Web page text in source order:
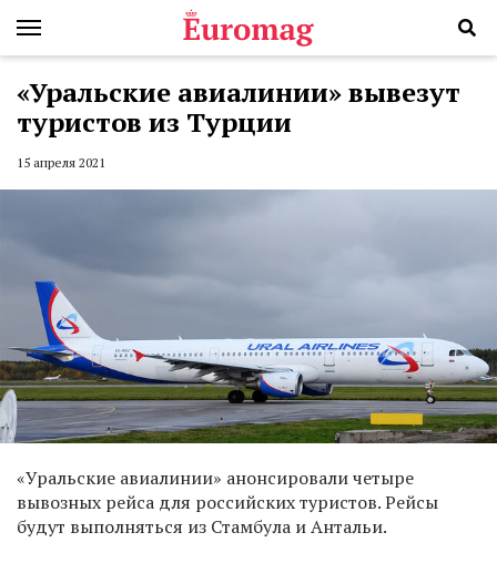
«Уральские авиалинии» вывезут
туристов из Турции
15 апреля 2021
«Уральские авиалинии» анонсировали четыре
вывозных рейса для российских туристов. Рейсы
будут выполняться из Стамбула и Антальи.